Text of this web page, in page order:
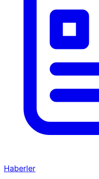
Haberler